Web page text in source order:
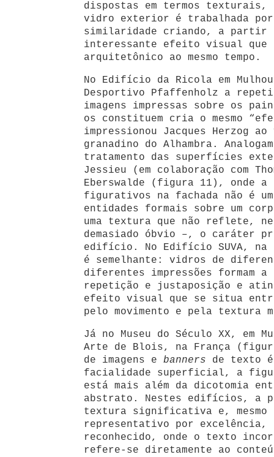
dispostas em termos texturais,
vidro exterior é trabalhada
similaridade criando, a partir
interessante efeito visual
arquitetônico ao mesmo tempo.
No Edifício da Ricola em
Desportivo Pfaffenholz a
imagens impressas sobre os
os constituem cria o mesmo
impressionou Jacques Herzog
granadino do Alhambra.
tratamento das superfícies
Jessieu (em colaboração com
Eberswalde (figura 11), onde a
figurativos na fachada não é
entidades formais sobre um
uma textura que não reflete,
demasiado óbvio –, o caráter
edifício. No Edifício SUVA, na
é semelhante: vidros de
diferentes impressões formam a
repetição e justaposição e
efeito visual que se situa
pelo movimento e pela textura
Já no Museu do Século XX, em
Arte de Blois, na França
de imagens
e banners de texto
facialidade superficial, a
está mais além da dicotomia
abstrato. Nestes edifícios, a
textura significativa e, mesmo
representativo por excelência,
reconhecido, onde o texto
refere-se diretamente ao